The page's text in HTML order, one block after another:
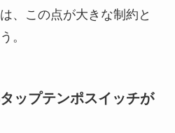
、この点が大きな制約と
。
ップテンポスイッチが